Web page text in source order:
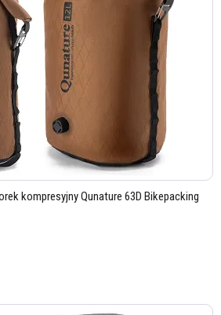
kompresyjny Qunature 63D Bikepacking